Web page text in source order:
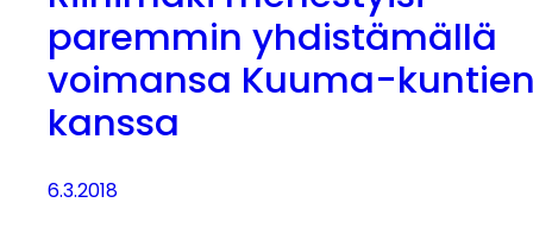
paremmin yhdistämällä
voimansa Kuuma-
kanssa
6.3.2018